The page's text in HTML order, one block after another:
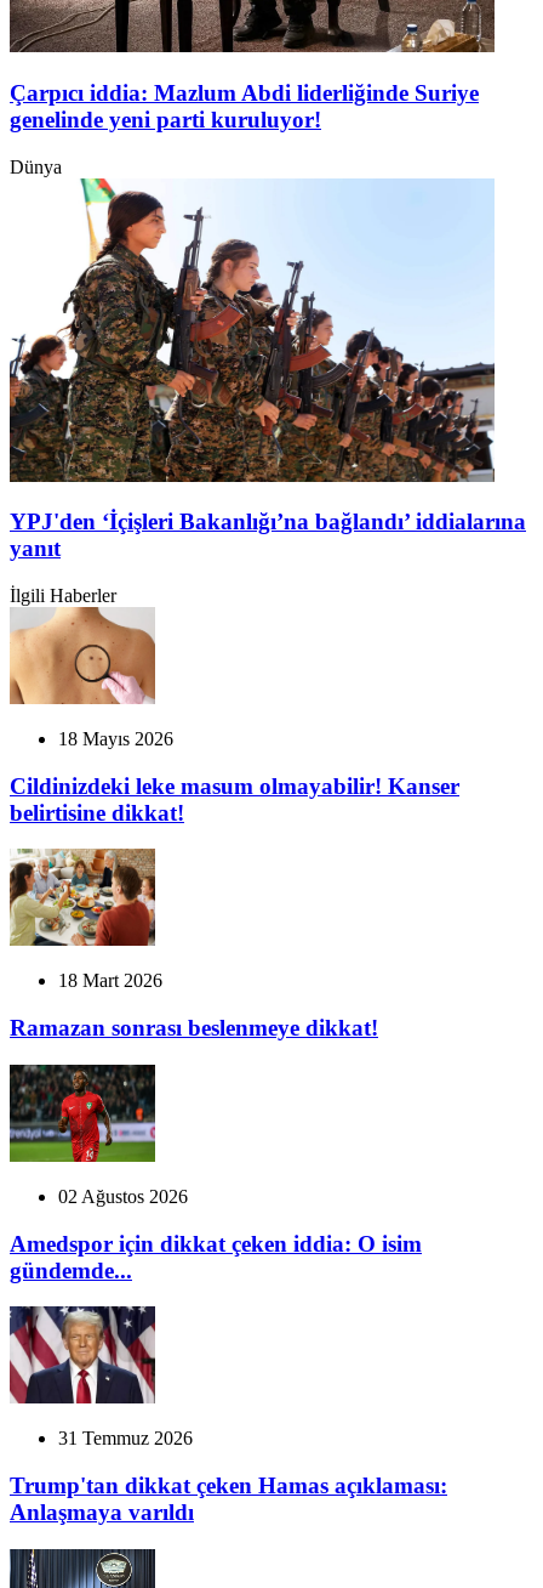
Çarpıcı iddia: Mazlum Abdi liderliğinde Suriye
genelinde yeni parti kuruluyor!
Dünya
YPJ'den ‘İçişleri Bakanlığı’na bağlandı’ iddialarına
yanıt
İlgili Haberler
18 Mayıs 2026
Cildinizdeki leke masum olmayabilir! Kanser
belirtisine dikkat!
18 Mart 2026
Ramazan sonrası beslenmeye dikkat!
02 Ağustos 2026
Amedspor için dikkat çeken iddia: O isim
gündemde...
31 Temmuz 2026
Trump'tan dikkat çeken Hamas açıklaması:
Anlaşmaya varıldı